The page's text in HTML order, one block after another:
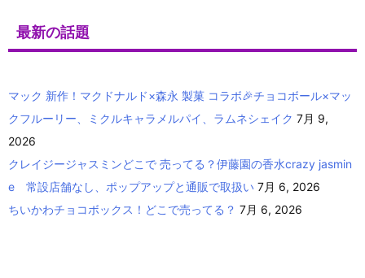
最新の話題
マック 新作！マクドナルド×森永 製菓 コラボ🎉チョコボール×マッ
クフルーリー、ミクルキャラメルパイ、ラムネシェイク 7月 9,
2026
クレイジージャスミンどこで 売ってる？伊藤園の香水crazy jasmin
e 常設店舗なし、ポップアップと通販で取扱い 7月 6, 2026
ちいかわチョコボックス！どこで売ってる？ 7月 6, 2026